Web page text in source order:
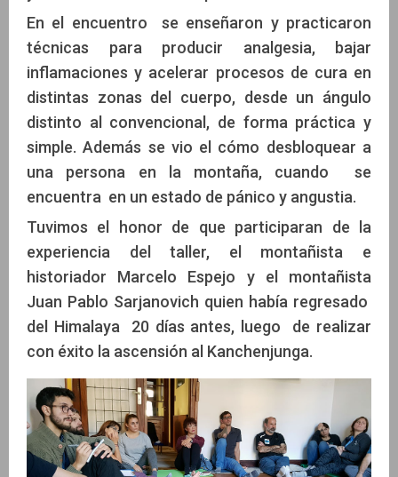
En el encuentro se enseñaron y practicaron
técnicas para producir analgesia, bajar
inflamaciones y acelerar procesos de cura en
distintas zonas del cuerpo, desde un ángulo
distinto al convencional, de forma práctica y
simple. Además se vio el cómo desbloquear a
una persona en la montaña, cuando se
encuentra en un estado de pánico y angustia.
Tuvimos el honor de que participaran de la
experiencia del taller, el montañista e
historiador Marcelo Espejo y el montañista
Juan Pablo Sarjanovich quien había regresado
del Himalaya 20 días antes, luego de realizar
con éxito la ascensión al Kanchenjunga.